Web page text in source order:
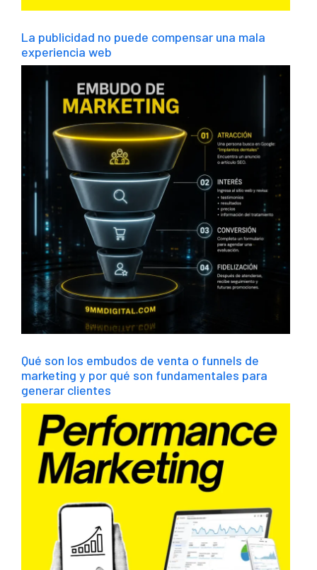
La publicidad no puede compensar una mala
experiencia web
Qué son los embudos de venta o funnels de
marketing y por qué son fundamentales para
generar clientes